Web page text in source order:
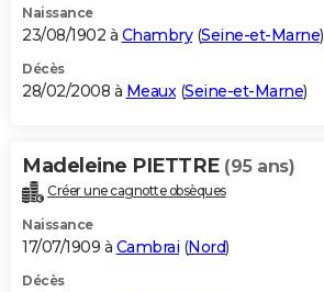
Naissance
23/08/1902 à Chambry(Seine-et-Marne)
Décès
28/02/2008 à Meaux(Seine-et-Marne)
Madeleine PIETTRE (95 ans)
Créer une cagnotte obsèques
Naissance
17/07/1909 à Cambrai (Nord)
Décès